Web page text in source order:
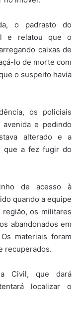
o padrasto do
e relatou que o
caixas de
lo de morte com
o suspeito havia
os policiais
e pedindo
alterado e a
que a fez fugir do
de acesso à
quando a equipe
os militares
abandonados em
materiais foram
recuperados.
Civil, que dará
localizar o